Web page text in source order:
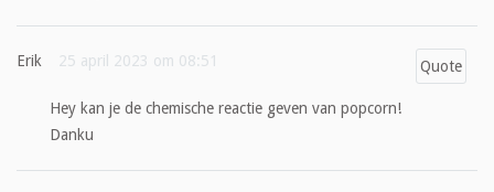
Erik 25 april 2023 om 08:51 Quote
Hey kan je de chemische reactie geven van popcorn!
Danku